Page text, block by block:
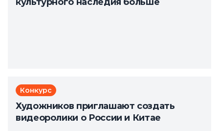
Конкурс
Художников приглашают создать
видеоролики о России и Китае